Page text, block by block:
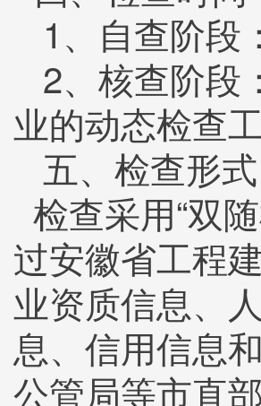
1、自查阶段
2、核查阶段
业的动态检查工
五、检查形式
检查采用“双
过安徽省工程
业资质信息、
息、信用信息
公管局等市直